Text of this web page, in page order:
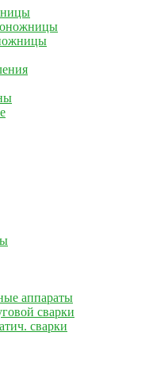
аппараты
сварки
сварки